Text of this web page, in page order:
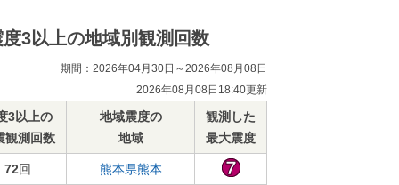
度3以上の地域別観測回数
期間：2026年04月30日～2026年08月08日
2026年08月08日18:40更新
3以上の
観測回数
地域震度の
地域
観測した
最大震度
72回 熊本県熊本